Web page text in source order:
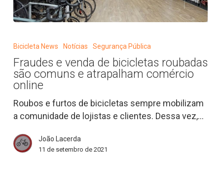
e
de
bicicletas
roubadas
são
comuns
atrapalham
comércio
Bicicleta News Notícias Segurança Pública
Fraudes e venda de bicicletas roubadas
são comuns e atrapalham comércio
online
Roubos e furtos de bicicletas sempre mobilizam
a comunidade de lojistas e clientes. Dessa vez,…
João Lacerda
11 de setembro de 2021